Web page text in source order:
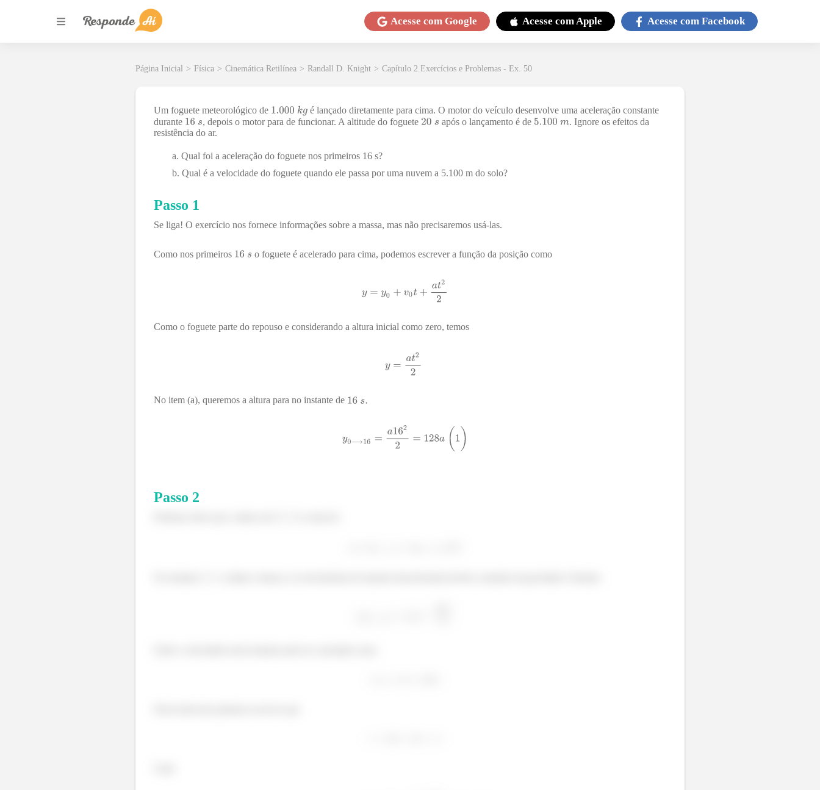
Acesse com Google Acesse comApple Acesse com Facebook
Página Inicial > Física > Cinemática Retilínea > Randall D. Knight > Capítulo 2.Exercícios e Problemas - Ex. 50
Um foguete meteorológico de
é lançado diretamente para cima. O motor do veículo desenvolve uma aceleração constante
durante
, depois o motor para de funcionar. A altitude do foguete após o lançamento é de
. Ignore os efeitos da
resistência do ar.
Qual foi a aceleração do foguete nos primeiros 16 s?
Qual é a velocidade do foguete quando ele passa por uma nuvem a 5.100 m do solo?
Passo 1
Se liga! O exercício nos fornece informações sobre a massa, mas não precisaremos usá-las.
Como nos primeiros o foguete é acelerado para cima, podemos escrever a função da posição como
Como o foguete parte do repouso e considerando a altura inicial como zero, temos
No item (a), queremos a altura para no instante de
Passo 2